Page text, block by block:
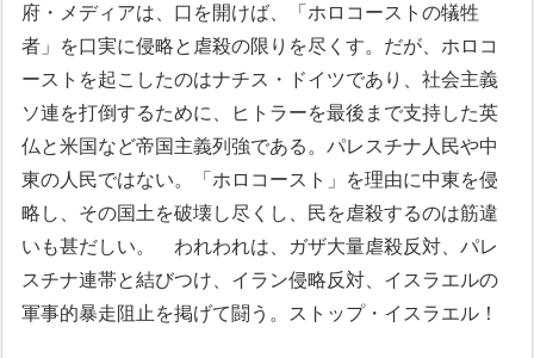
府・メディアは、口を開けば、「ホロコーストの犠牲
者」を口実に侵略と虐殺の限りを尽くす。だが、ホロコ
ーストを起こしたのはナチス・ドイツであり、社会主義
ソ連を打倒するために、ヒトラーを最後まで支持した英
仏と米国など帝国主義列強である。パレスチナ人民や中
東の人民ではない。「ホロコースト」を理由に中東を侵
略し、その国土を破壊し尽くし、民を虐殺するのは筋違
いも甚だしい。
われわれは、ガザ大量虐殺反対、パレ
スチナ連帯と結びつけ、イラン侵略反対、イスラエルの
軍事的暴走阻止を掲げて闘う。ストップ・イスラエル！